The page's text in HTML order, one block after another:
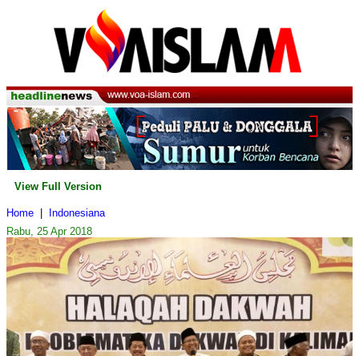
View Full Version
Home
Indonesiana
Rabu, 25 Apr 2018